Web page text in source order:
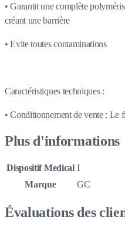
• Garantit une complète
créant une barrière
• Evite toutes contaminations
Caractéristiques techniques :
• Conditionnement de vente : Le
Plus d'informations
Dispositif Medical I
Marque
GC
Évaluations des